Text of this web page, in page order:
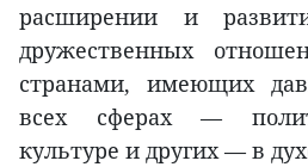
расширении и
дружественных
странами, имеющих
всех сферах —
культуре и других — в